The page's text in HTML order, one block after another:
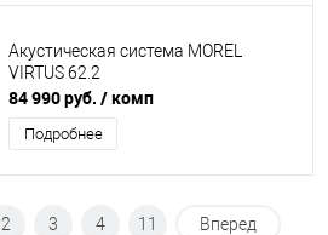
Акустическая система MOREL
VIRTUS 62.2
84 990 руб. / комп
Подробнее
2 3 4 11 Вперед